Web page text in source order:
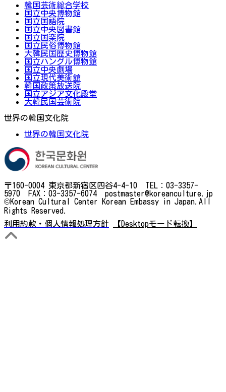
韓国芸術総合学校
国立中央博物館
国立国語院
国立中央図書館
国立国楽院
国立民俗博物館
大韓民国歴史博物館
国立ハングル博物館
国立中央劇場
国立現代美術館
韓国政策放送院
国立アジア文化殿堂
大韓民国芸術院
世界の韓国文化院
世界の韓国文化院
〒160-0004 東京都新宿区四谷4-4-10 TEL：03-3357-
5970 FAX：03-3357-6074 postmaster@koreanculture.jp
©Korean Cultural Center Korean Embassy in Japan.All
Rights Reserved.
利用約款・個人情報処理方針
【Desktopモード転換】